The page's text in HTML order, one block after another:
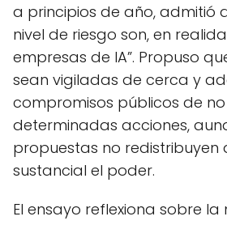
a principios de año, admitió
nivel de riesgo son, en
empresas de IA”. Propuso
sean vigiladas de cerca y
compromisos públicos de
determinadas acciones,
propuestas no redistribuyen
sustancial el poder.
El ensayo reflexiona sobre